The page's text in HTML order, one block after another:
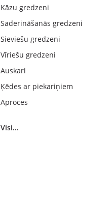
Kāzu gredzeni
Saderināšanās gredzeni
Sieviešu gredzeni
Vīriešu gredzeni
Auskari
Ķēdes ar piekariņiem
Aproces
Visi...